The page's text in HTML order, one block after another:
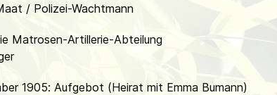
/ Polizei-Wachtmann
Matrosen-Artillerie-Abteilung
1905: Aufgebot (Heirat mit Emma Bumann)